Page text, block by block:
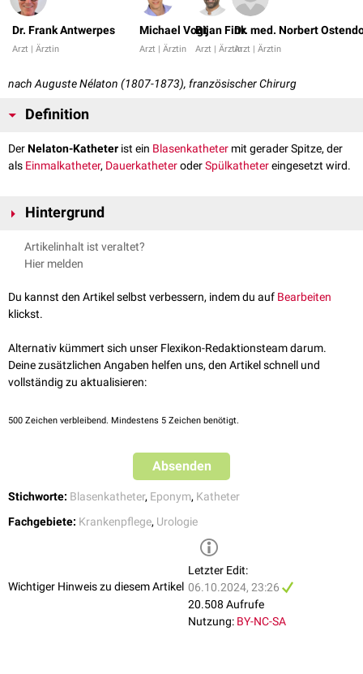
Dr. Frank Antwerpes
Arzt | Ärztin
Michael Vogt
Arzt | Ärztin
Bijan Fink
Arzt | Ärztin
Dr. med. Norbert
Arzt | Ärztin
nach Auguste Nélaton (1807-1873), französischer Chirurg
Definition
DerNelaton-Katheter ist ein Blasenkatheter mit gerader Spitze, der
als Einmalkatheter, DauerkatheteroderSpülkathetereingesetzt wird.
Hintergrund
Der Nelaton-Katheter ist der am häufigsten verwendete Kathetertyp. Er
besitzt eine geschlossene Hohlspitze mit zwei gegenüberliegenden bzw.
unkomplizierte anatomische Verhältnisse und kann sowohl bei Frauen
als auch bei Männern verwendet werden.
Artikelinhalt ist veraltet?
Hier melden
Du kannst den Artikel selbst verbessern, indem du auf Bearbeiten
klickst.
Alternativ kümmert sich unser Flexikon-Redaktionsteam darum.
Deine zusätzlichen Angaben helfen uns, den Artikel schnell und
vollständig zu aktualisieren:
500 Zeichen verbleibend. Mindestens 5 Zeichen benötigt.
Absenden
Stichworte: Blasenkatheter, Eponym, Katheter
Fachgebiete: Krankenpflege, Urologie
Wichtiger Hinweis zu diesem Artikel
Letzter Edit:
06.10.2024, 23:26
20.508 Aufrufe
Nutzung: BY-NC-SA